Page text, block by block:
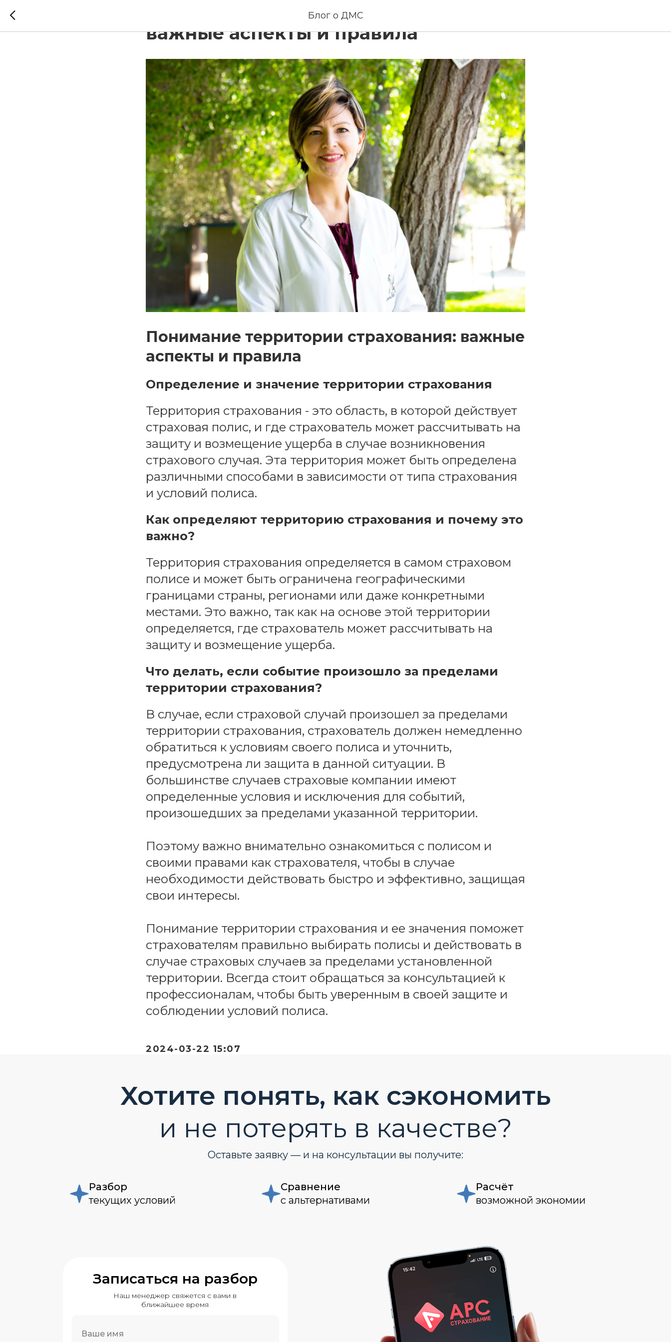
Блог о ДМС
Понимание территории страхования:
важные аспекты и правила
Понимание территории страхования: важные
аспекты и правила
Определение и значение территории страхования
Территория страхования - это область, в которой действует
страховая полис, и где страхователь может рассчитывать на
защиту и возмещение ущерба в случае возникновения
страхового случая. Эта территория может быть определена
различными способами в зависимости от типа страхования
и условий полиса.
Как определяют территорию страхования и почему это
важно?
Территория страхования определяется в самом страховом
полисе и может быть ограничена географическими
границами страны, регионами или даже конкретными
местами. Это важно, так как на основе этой территории
определяется, где страхователь может рассчитывать на
защиту и возмещение ущерба.
Что делать, если событие произошло за пределами
территории страхования?
В случае, если страховой случай произошел за пределами
территории страхования, страхователь должен немедленно
обратиться к условиям своего полиса и уточнить,
предусмотрена ли защита в данной ситуации. В
большинстве случаев страховые компании имеют
определенные условия и исключения для событий,
произошедших за пределами указанной территории.
Поэтому важно внимательно ознакомиться с полисом и
своими правами как страхователя, чтобы в случае
необходимости действовать быстро и эффективно, защищая
свои интересы.
Понимание территории страхования и ее значения поможет
страхователям правильно выбирать полисы и действовать в
случае страховых случаев за пределами установленной
территории. Всегда стоит обращаться за консультацией к
профессионалам, чтобы быть уверенным в своей защите и
соблюдении условий полиса.
2024-03-22 15:07
Хотите понять, как сэкономить
и не потерять в качестве?
Оставьте заявку — и на консультации вы получите:
Разбор
текущих условий
Записаться на разбор
Наш менеджер свяжется с вами в
ближайшее время
Сравнение
с альтернативами
Расчёт
возможной экономии